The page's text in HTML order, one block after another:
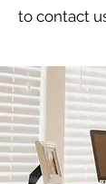
to contact